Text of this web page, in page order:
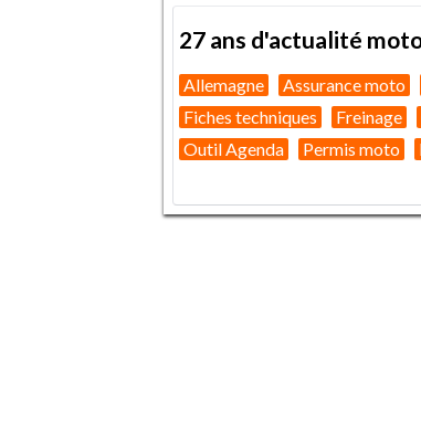
27 ans d'actualité
Allemagne Assurance moto
Fiches techniques
Freinage
Outil Agenda
Permis moto